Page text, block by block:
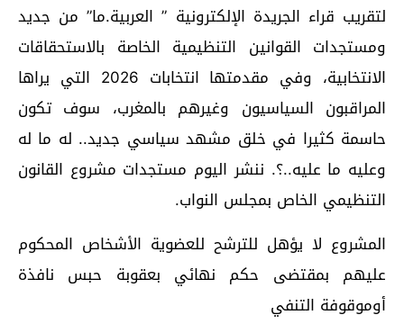
لتقريب قراء الجريدة الإلكترونية ” العربية.ما” من جديد
ومستجدات القوانين التنظيمية الخاصة بالاستحقاقات
الانتخابية، وفي مقدمتها انتخابات 2026 التي يراها
المراقبون السياسيون وغيرهم بالمغرب، سوف تكون
حاسمة كثيرا في خلق مشهد سياسي جديد.. له ما له
وعليه ما عليه..؟. ننشر اليوم مستجدات مشروع القانون
التنظيمي الخاص بمجلس النواب.
المشروع لا يؤهل للترشح للعضوية الأشخاص المحكوم
عليهم بمقتضى حكم نهائي بعقوبة حبس نافذة
أوموقوفة التنفي